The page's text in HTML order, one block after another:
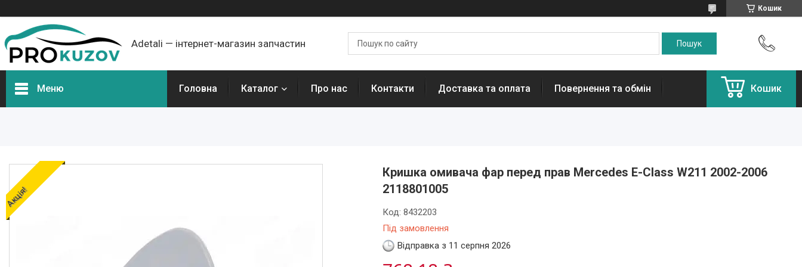
Кошик
Adetali — інтернет-магазин запчастин
Меню
Відгуки
Головна Каталог Про нас Контакти Доставка та оплата Повернення та обмін Кошик
Акція!
Кришка омивача фар перед прав Mercedes E-Class W211 2002-2006
2118801005
Під замовлення
Код:8432203
Відправка з 11 серпня 2026